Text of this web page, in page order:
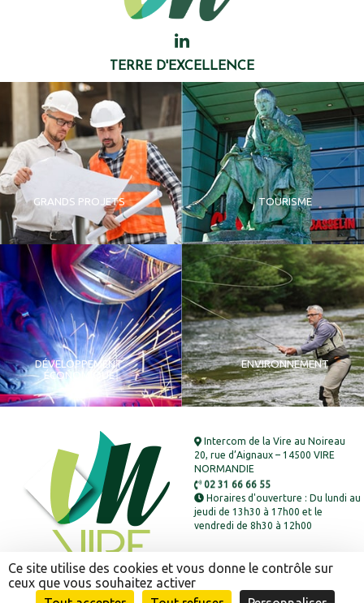
TERRE D'EXCELLENCE
GRANDS PROJETS TOURISME
DÉVELOPPEMENT
ÉCONOMIQUE
ENVIRONNEMENT
Intercom de la Vire au Noireau
20, rue d’Aignaux – 14500 VIRE
NORMANDIE
02 31 66 66 55
Horaires d'ouverture : Du lundi au
jeudi de 13h30 à 17h00 et le
vendredi de 8h30 à 12h00
Ce site utilise des cookies et vous donne le contrôle sur
ceux que vous souhaitez activer